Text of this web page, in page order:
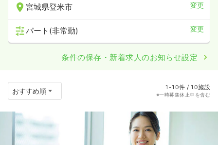
宮城県登米市 変更
パート(非常勤) 変更
条件の保存・新着求人のお知らせ設定
1-10件 / 10施設
※一時募集休止中を含む